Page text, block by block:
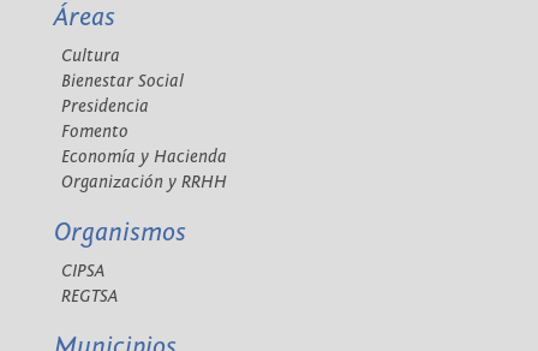
Áreas
Cultura
Bienestar Social
Presidencia
Fomento
Economía y Hacienda
Organización y RRHH
Organismos
CIPSA
REGTSA